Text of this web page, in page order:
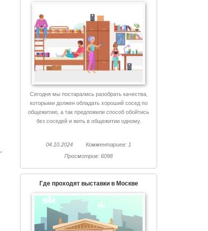
Сегодня мы постарались разобрать качества,
которыми должен обладать хороший сосед по
общежитию, а так предложили способ обойтись
без соседей и жить в общежитии одному.
04.10.2024
Комментариев: 1
Просмотров: 6098
Где проходят выставки в Москве